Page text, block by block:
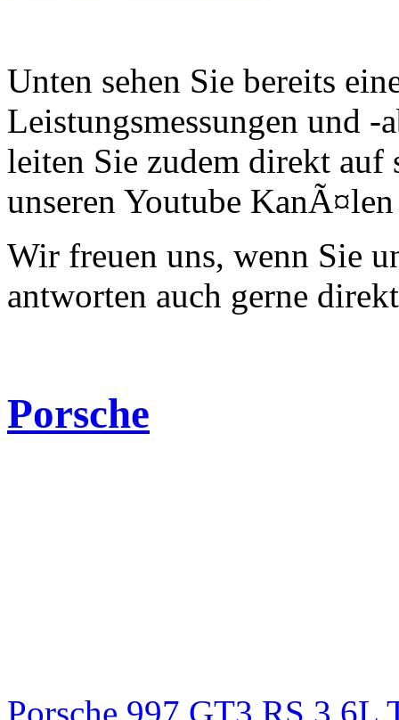
Unten sehen Sie bereits
Leistungsmessungen und -
leiten Sie zudem direkt auf
unseren Youtube
Wir freuen uns, wenn Sie
antworten auch gerne
Porsche